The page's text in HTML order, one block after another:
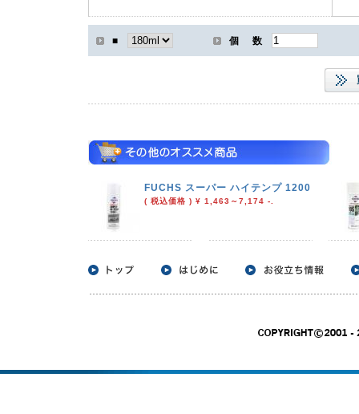
■ 個 数
FUCHS スーパー ハイテンプ 1200
( 税込価格 ) ¥ 1,463～7,174 -.